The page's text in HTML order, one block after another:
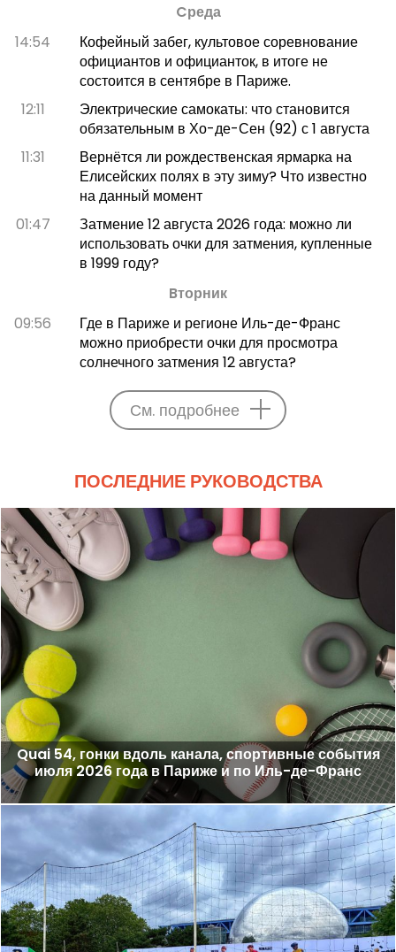
Cреда
14:54
Кофейный забег, культовое соревнование
официантов и официанток, в итоге не
состоится в сентябре в Париже.
12:11
Электрические самокаты: что становится
обязательным в Хо-де-Сен (92) с 1 августа
11:31
Вернётся ли рождественская ярмарка на
Елисейских полях в эту зиму? Что известно
на данный момент
01:47
Затмение 12 августа 2026 года: можно ли
использовать очки для затмения, купленные
в 1999 году?
Bторник
09:56
Где в Париже и регионе Иль-де-Франс
можно приобрести очки для просмотра
солнечного затмения 12 августа?
См. подробнее
ПОСЛЕДНИЕ РУКОВОДСТВА
Quai 54, гонки вдоль канала, спортивные события
июля 2026 года в Париже и по Иль-де-Франс